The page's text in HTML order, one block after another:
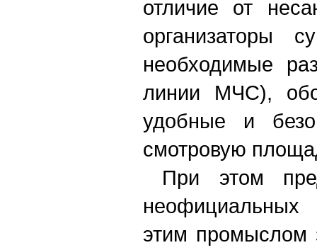
отличие от
организаторы
необходимые
линии МЧС),
удобные и
смотровую
При этом
этим промыслом